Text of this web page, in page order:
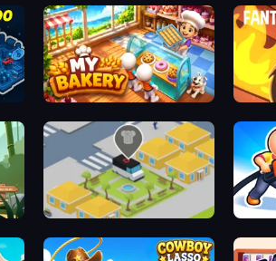
My bakery
Cookin'Truck